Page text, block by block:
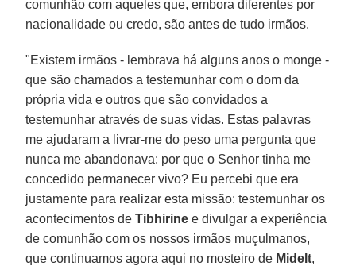
comunhão com aqueles que, embora diferentes por
nacionalidade ou credo, são antes de tudo irmãos.
"Existem irmãos - lembrava há alguns anos o monge -
que são chamados a testemunhar com o dom da
própria vida e outros que são convidados a
testemunhar através de suas vidas. Estas palavras
me ajudaram a livrar-me do peso uma pergunta que
nunca me abandonava: por que o Senhor tinha me
concedido permanecer vivo? Eu percebi que era
justamente para realizar esta missão: testemunhar os
acontecimentos deTibhirine e divulgar a experiência
de comunhão com os nossos irmãos muçulmanos,
que continuamos agora aqui no mosteiro de Midelt,